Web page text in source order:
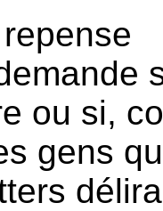
ou si,
gens